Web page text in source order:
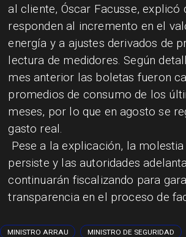
al cliente, Óscar Facusse, explicó
responden al incremento en el
energía y a ajustes derivados de
lectura de medidores. Según
mes anterior las boletas fueron
promedios de consumo de los
meses, por lo que en agosto se
gasto real.
Pese a la explicación, la
persiste y las autoridades
continuarán fiscalizando para
transparencia en el proceso de
MINISTRO ARRAU
MINISTRO DE SEGURIDAD